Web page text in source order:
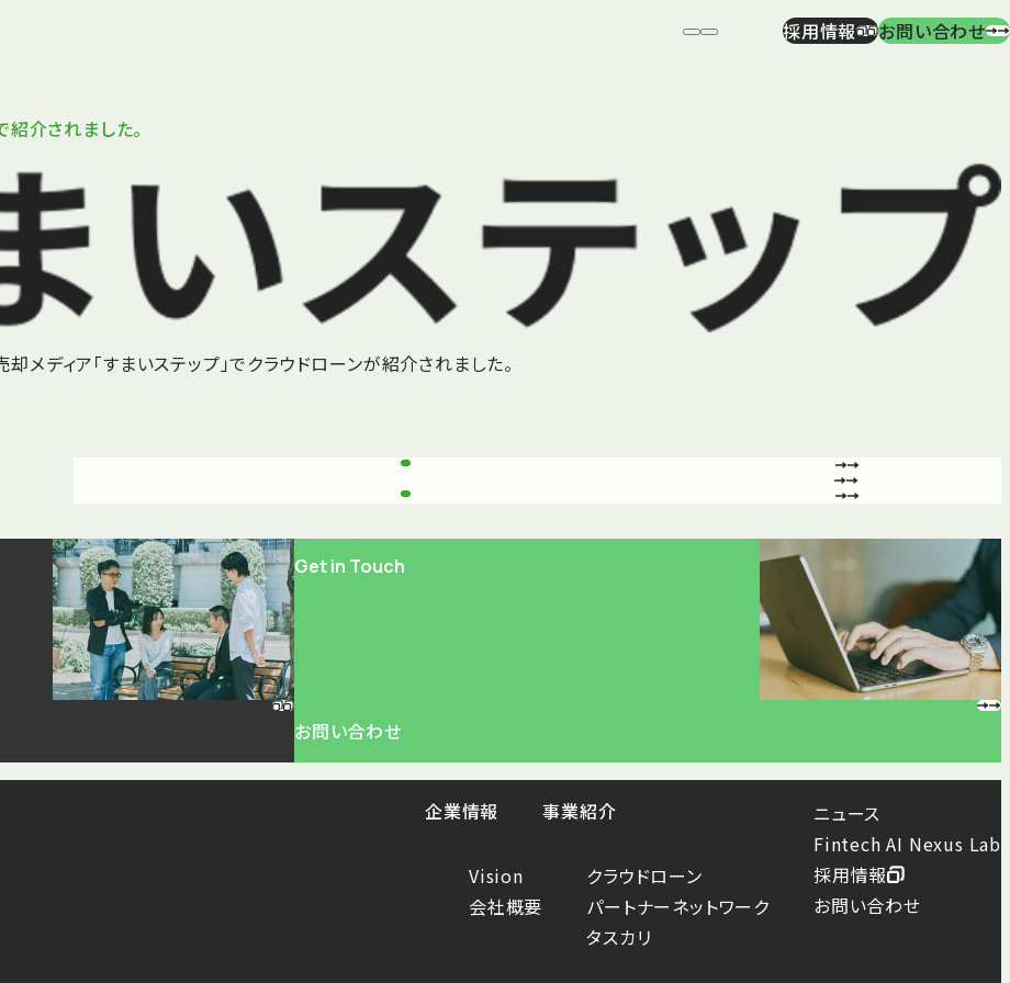
採用情報 お問い合わせ
紹介されました。
ディア「すまいステップ」でクラウドローンが紹介されました。
Get in Touch
お問い合わせ
企業情報
Vision
会社概要
事業紹介
クラウドローン
パートナーネットワーク
タスカリ
ニュース
Fintech AI Nexus Lab
採用情報
お問い合わせ